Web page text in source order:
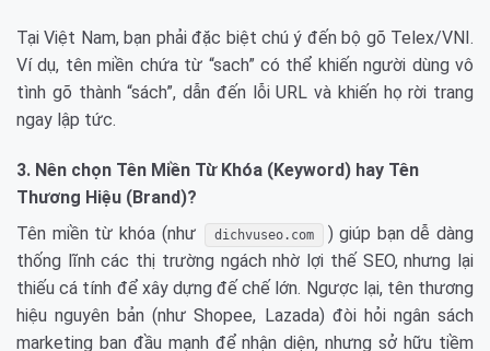
Tại Việt Nam, bạn phải đặc biệt chú ý đến bộ gõ Telex/VNI.
Ví dụ, tên miền chứa từ “sach” có thể khiến người dùng vô
tình gõ thành “sách”, dẫn đến lỗi URL và khiến họ rời trang
ngay lập tức.
3. Nên chọn Tên Miền Từ Khóa (Keyword) hay Tên
Thương Hiệu (Brand)?
Tên miền từ khóa (như
dichvuseo.com
) giúp bạn dễ dàng
thống lĩnh các thị trường ngách nhờ lợi thế SEO, nhưng lại
thiếu cá tính để xây dựng đế chế lớn. Ngược lại, tên thương
hiệu nguyên bản (như Shopee, Lazada) đòi hỏi ngân sách
marketing ban đầu mạnh để nhận diện, nhưng sở hữu tiềm